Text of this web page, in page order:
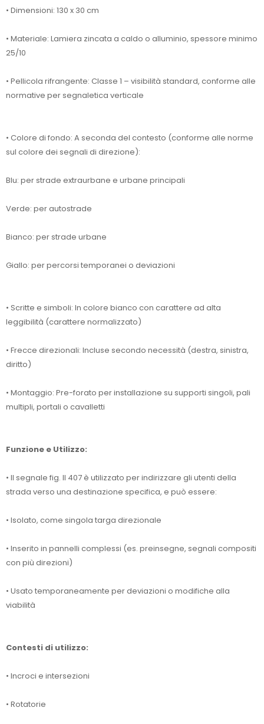
• Dimensioni: 130 x 30 cm
• Materiale: Lamiera zincata a caldo o alluminio, spessore minimo
25/10
• Pellicola rifrangente: Classe 1 – visibilità standard, conforme alle
normative per segnaletica verticale
• Colore di fondo: A seconda del contesto (conforme alle norme
sul colore dei segnali di direzione):
Blu: per strade extraurbane e urbane principali
Verde: per autostrade
Bianco: per strade urbane
Giallo: per percorsi temporanei o deviazioni
• Scritte e simboli: In colore bianco con carattere ad alta
leggibilità (carattere normalizzato)
• Frecce direzionali: Incluse secondo necessità (destra, sinistra,
diritto)
• Montaggio: Pre-forato per installazione su supporti singoli, pali
multipli, portali o cavalletti
Funzione e Utilizzo:
• Il segnale fig. II 407 è utilizzato per indirizzare gli utenti della
strada verso una destinazione specifica, e può essere:
• Isolato, come singola targa direzionale
• Inserito in pannelli complessi (es. preinsegne, segnali compositi
con più direzioni)
• Usato temporaneamente per deviazioni o modifiche alla
viabilità
Contesti di utilizzo:
• Incroci e intersezioni
• Rotatorie